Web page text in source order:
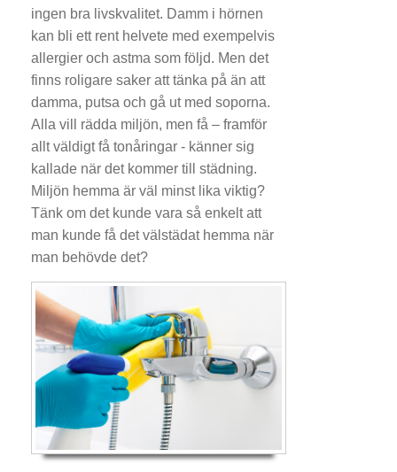
ingen bra livskvalitet. Damm i hörnen
kan bli ett rent helvete med exempelvis
allergier och astma som följd. Men det
finns roligare saker att tänka på än att
damma, putsa och gå ut med soporna.
Alla vill rädda miljön, men få – framför
allt väldigt få tonåringar - känner sig
kallade när det kommer till städning.
Miljön hemma är väl minst lika viktig?
Tänk om det kunde vara så enkelt att
man kunde få det välstädat hemma när
man behövde det?